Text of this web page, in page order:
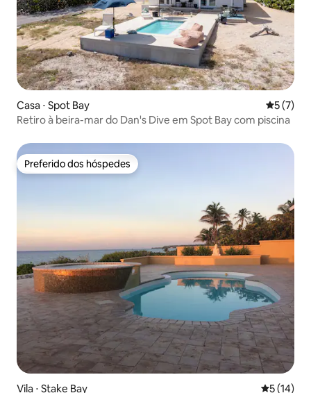
Casa ⋅ Spot Bay 5 de
5 (7)
Retiro à beira-mar do Dan's Dive em Spot Bay com piscina
Preferido dos hóspedes
Preferido dos hóspedes
Vila ⋅ Stake Bay 5 de uma
5 (14)